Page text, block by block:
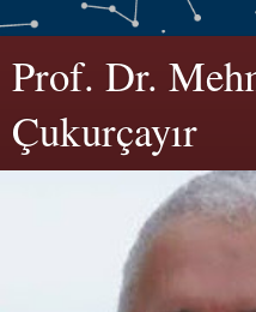
Prof. Dr.
Çukurçayır